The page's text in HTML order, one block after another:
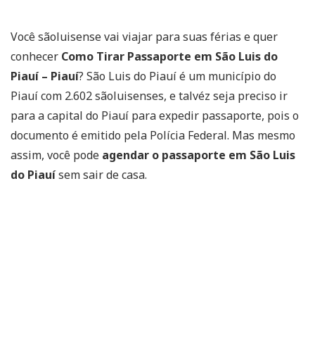
Você sãoluisense vai viajar para suas férias e quer
conhecer Como Tirar Passaporte em São Luis do
Piauí – Piauí? São Luis do Piauí é um município do
Piauí com 2.602 sãoluisenses, e talvéz seja preciso ir
para a capital do Piauí para expedir passaporte, pois o
documento é emitido pela Polícia Federal. Mas mesmo
assim, você pode agendar o passaporte em São Luis
do Piauísem sair de casa.